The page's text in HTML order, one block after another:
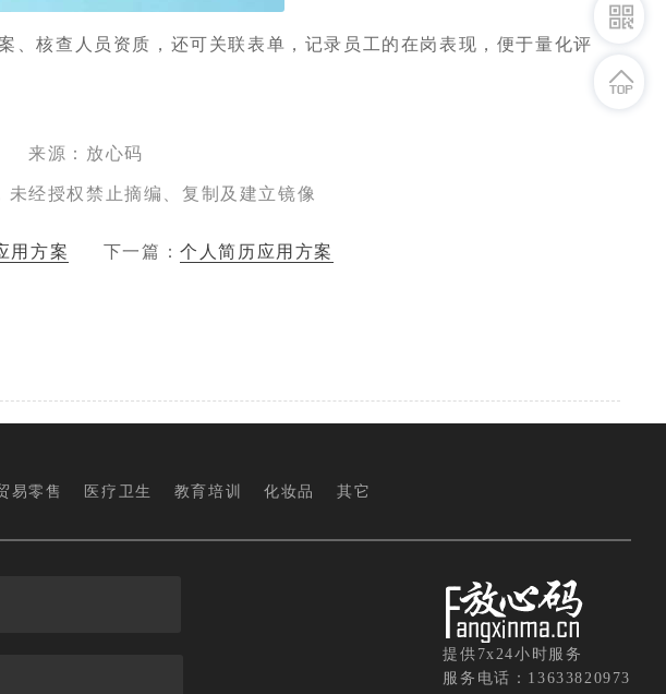
、核查人员资质，还可关联表单，记录员工的在岗表现，便于量化评
来源：放心码
未经授权禁止摘编、复制及建立镜像
用方案 下一篇：个人简历应用方案
易零售 医疗卫生 教育培训 化妆品 其它
提供7x24小时服务
服务电话：13633820973